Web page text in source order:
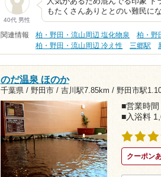
40代 男性
もたくさんありととのい難民に
関連情報 柏・野田・流山周辺 塩化物泉 柏・野
柏・野田・流山周辺 冷え性
三郷駅
のだ温泉 ほのか
千葉県 / 野田市 / 吉川駅7.85km / 野田市駅
■営業時
■入浴料
クーポン